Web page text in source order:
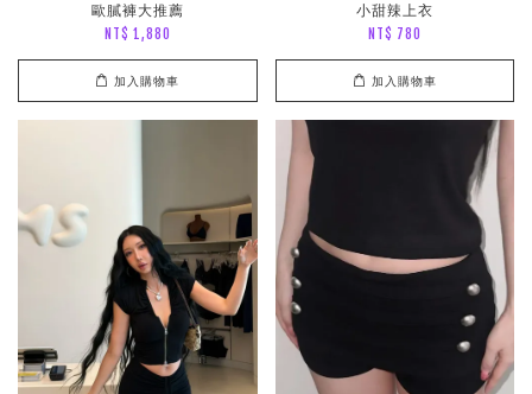
歐膩褲大推薦
NT$ 1,880
加入購物車
小甜辣上衣
NT$ 780
加入購物車